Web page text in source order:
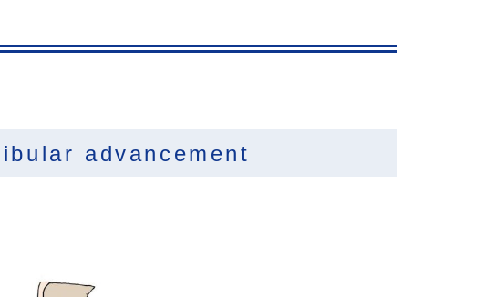
advancement